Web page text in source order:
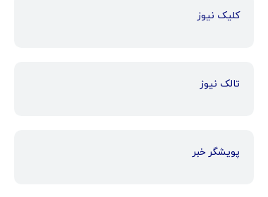
کلیک نیوز
تالک نیوز
پویشگر خبر